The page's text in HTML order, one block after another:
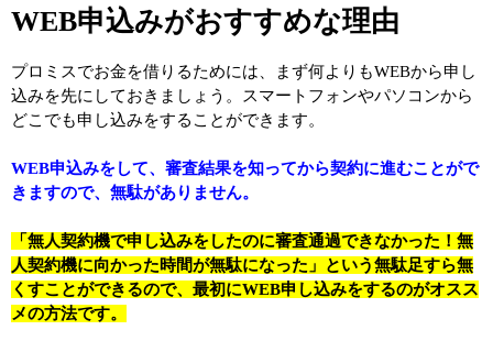
WEB申込みがおすすめな理由
プロミスでお金を借りるためには、まず何よりもWEBから申し
込みを先にしておきましょう。スマートフォンやパソコンから
どこでも申し込みをすることができます。
WEB申込みをして、審査結果を知ってから契約に進むことがで
きますので、無駄がありません。
「無人契約機で申し込みをしたのに審査通過できなかった！無
人契約機に向かった時間が無駄になった」という無駄足すら無
くすことができるので、最初にWEB申し込みをするのがオスス
メの方法です。